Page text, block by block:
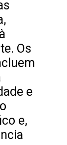
Os
e
e,